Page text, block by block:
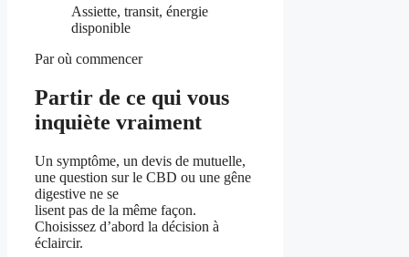
Assiette, transit, énergie
disponible
Par où commencer
Partir de ce qui vous
inquiète vraiment
Un symptôme, un devis de mutuelle,
une question sur le CBD ou une gêne
digestive ne se
lisent pas de la même façon.
Choisissez d’abord la décision à
éclaircir.